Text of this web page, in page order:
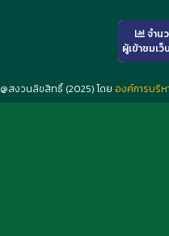
จำน
ผู้เข้าชมเว็
@สงวนลิขสิทธิ์ (2025) โดย องค์การบริ